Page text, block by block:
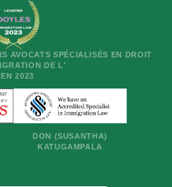
AVOCATS SPÉCIALISÉS EN DROIT
DE L'
2023
DON (SUSANTHA)
KATUGAMPALA